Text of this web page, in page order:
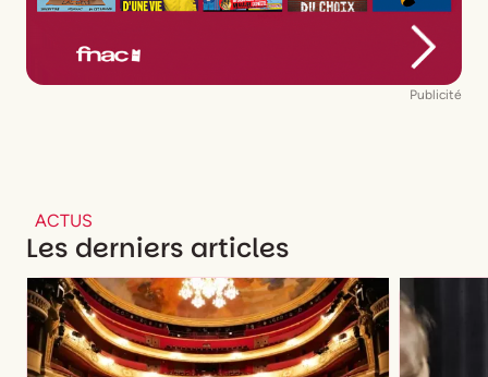
Publicité
ACTUS
Les derniers articles